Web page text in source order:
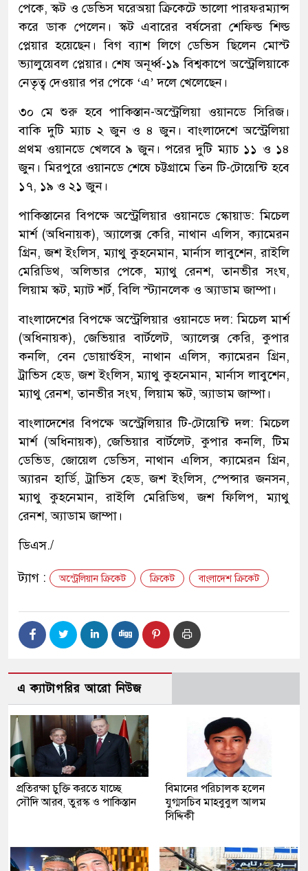
পেকে, স্কট ও ডেভিস ঘরেঅয়া ক্রিকেটে ভালো পারফরম্যান্স
করে ডাক পেলেন। স্কট এবারের বর্ষসেরা শেফিল্ড শিল্ড
প্লেয়ার হয়েছেন। বিগ ব্যাশ লিগে ডেভিস ছিলেন মোস্ট
ভ্যালুয়েবল প্লেয়ার। শেষ অনূর্ধ্ব-১৯ বিশ্বকাপে অস্ট্রেলিয়াকে
নেতৃত্ব দেওয়ার পর পেকে ‘এ’ দলে খেলেছেন।
৩০ মে শুরু হবে পাকিস্তান-অস্ট্রেলিয়া ওয়ানডে সিরিজ।
বাকি দুটি ম্যাচ ২ জুন ও ৪ জুন। বাংলাদেশে অস্ট্রেলিয়া
প্রথম ওয়ানডে খেলবে ৯ জুন। পরের দুটি ম্যাচ ১১ ও ১৪
জুন। মিরপুরে ওয়ানডে শেষে চট্টগ্রামে তিন টি-টোয়েন্টি হবে
১৭, ১৯ ও ২১ জুন।
পাকিস্তানের বিপক্ষে অস্ট্রেলিয়ার ওয়ানডে স্কোয়াড: মিচেল
মার্শ (অধিনায়ক), অ্যালেক্স কেরি, নাথান এলিস, ক্যামেরন
গ্রিন, জশ ইংলিস, ম্যাথু কুহনেমান, মার্নাস লাবুশেন, রাইলি
মেরিডিথ, অলিভার পেকে, ম্যাথু রেনশ, তানভীর সংঘ,
লিয়াম স্কট, ম্যাট শর্ট, বিলি স্ট্যানলেক ও অ্যাডাম জাম্পা।
বাংলাদেশের বিপক্ষে অস্ট্রেলিয়ার ওয়ানডে দল: মিচেল মার্শ
(অধিনায়ক), জেভিয়ার বার্টলেট, অ্যালেক্স কেরি, কুপার
কনলি, বেন ডোয়ার্শুইস, নাথান এলিস, ক্যামেরন গ্রিন,
ট্রাভিস হেড, জশ ইংলিস, ম্যাথু কুহনেমান, মার্নাস লাবুশেন,
ম্যাথু রেনশ, তানভীর সংঘ, লিয়াম স্কট, অ্যাডাম জাম্পা।
বাংলাদেশের বিপক্ষে অস্ট্রেলিয়ার টি-টোয়েন্টি দল: মিচেল
মার্শ (অধিনায়ক), জেভিয়ার বার্টলেট, কুপার কনলি, টিম
ডেভিড, জোয়েল ডেভিস, নাথান এলিস, ক্যামেরন গ্রিন,
অ্যারন হার্ডি, ট্রাভিস হেড, জশ ইংলিস, স্পেন্সার জনসন,
ম্যাথু কুহনেমান, রাইলি মেরিডিথ, জশ ফিলিপ, ম্যাথু
রেনশ, অ্যাডাম জাম্পা।
ডিএস./
ট্যাগ : অস্ট্রেলিয়ান ক্রিকেট ক্রিকেট বাংলাদেশ ক্রিকেট
এ ক্যাটাগরির আরো নিউজ
প্রতিরক্ষা চুক্তি করতে যাচ্ছে
সৌদি আরব, তুরস্ক ও পাকিস্তান
বিমানের পরিচালক হলেন
যুগ্মসচিব মাহবুবুল আলম
সিদ্দিকী